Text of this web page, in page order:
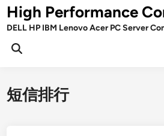
Skip
toHigh Performance
DELL HP IBM Lenovo Acer PC Server
Open
短信排行